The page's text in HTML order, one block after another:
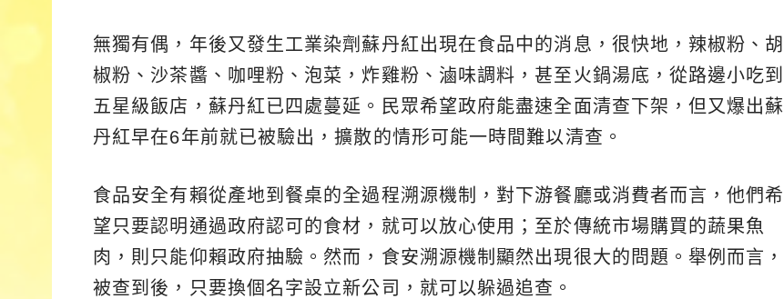
無獨有偶，年後又發生工業染劑蘇丹紅出現在食品中的消息，很快地，辣椒粉、胡
椒粉、沙茶醬、咖哩粉、泡菜，炸雞粉、滷味調料，甚至火鍋湯底，從路邊小吃到
五星級飯店，蘇丹紅已四處蔓延。民眾希望政府能盡速全面清查下架，但又爆出蘇
丹紅早在6年前就已被驗出，擴散的情形可能一時間難以清查。
食品安全有賴從產地到餐桌的全過程溯源機制，對下游餐廳或消費者而言，他們希
望只要認明通過政府認可的食材，就可以放心使用；至於傳統市場購買的蔬果魚
肉，則只能仰賴政府抽驗。然而，食安溯源機制顯然出現很大的問題。舉例而言，
被查到後，只要換個名字設立新公司，就可以躲過追查。